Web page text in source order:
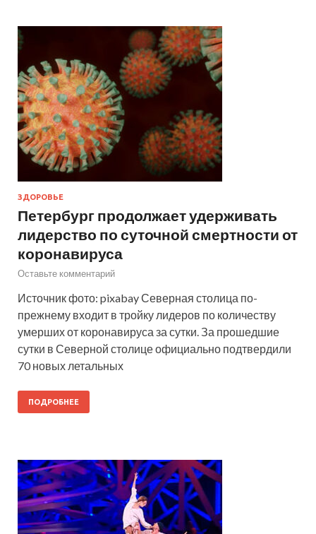
ЗДОРОВЬЕ
Петербург продолжает удерживать
лидерство по суточной смертности от
коронавируса
Оставьте комментарий
Источник фото: pixabay Северная столица по-
прежнему входит в тройку лидеров по количеству
умерших от коронавируса за сутки. За прошедшие
сутки в Северной столице официально подтвердили
70 новых летальных
ПОДРОБНЕЕ